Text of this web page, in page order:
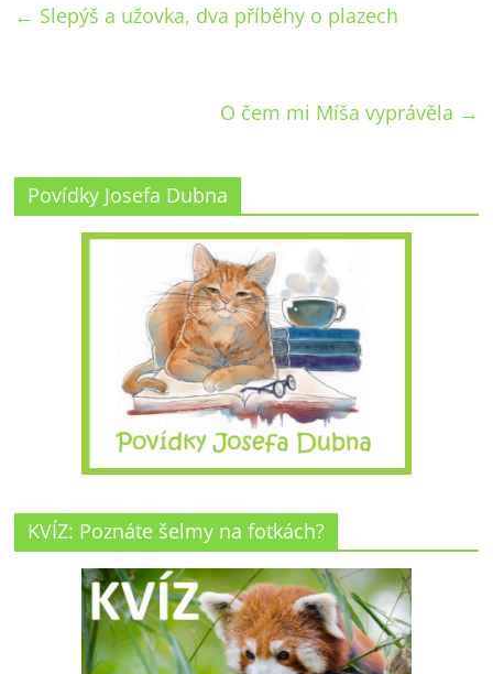
← Slepýš a užovka, dva příběhy o plazech
O čem mi Míša vyprávěla →
Povídky Josefa Dubna
KVÍZ: Poznáte šelmy na fotkách?